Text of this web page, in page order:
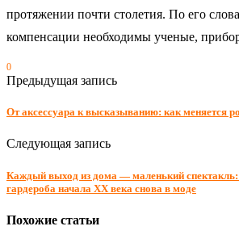
протяжении почти столетия. По его
компенсации необходимы ученые,
0
Предыдущая запись
От аксессуара к высказыванию: как меняется
Следующая запись
Каждый выход из дома — маленький спектакль:
гардероба начала XX века снова в моде
Похожие статьи